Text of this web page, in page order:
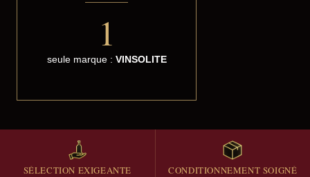
1
seule marque : VINSOLITE
SÉLECTION EXIGEANTE CONDITIONNEMENT SOIGNÉ